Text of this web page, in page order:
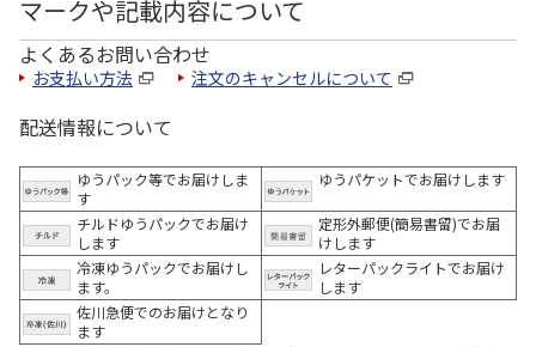
マークや記載内容について
よくあるお問い合わせ
お支払い方法 注文のキャンセルについて
配送情報について
ゆうパック等でお届けしま
す
ゆうパケットでお届けします
チルドゆうパックでお届け
します
定形外郵便(簡易書留)でお届
けします
冷凍ゆうパックでお届けし
ます。
レターパックライトでお届け
します
佐川急便でのお届けとなり
ます